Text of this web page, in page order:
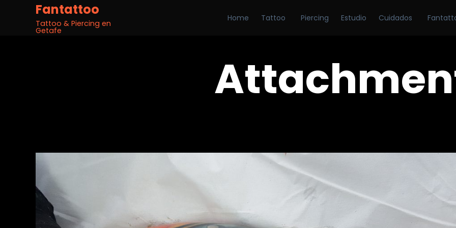
Fantattoo
Tattoo & Piercing en
Getafe
Home Tattoo Piercing Estudio Cuidados